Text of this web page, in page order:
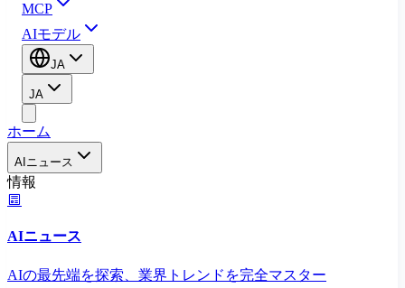
MCP
AIモデル
JA
JA
ホーム
AIニュース
情報
AIニュース
AIの最先端を探索、業界トレンドを完全マスター